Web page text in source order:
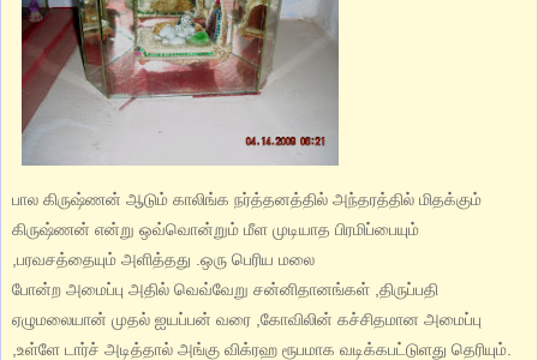
பால கிருஷ்ணன் ஆடும் காலிங்க நர்த்தனத்தில் அந்தரத்தில் மிதக்கும்
கிருஷ்ணன் என்று ஒவ்வொன்றும் மீள முடியாத பிரமிப்பையும்
,பரவசத்தையும் அளித்தது .ஒரு பெரிய மலை
போன்ற அமைப்பு அதில் வெவ்வேறு சன்னிதானங்கள் ,திருப்பதி
ஏழுமலையான் முதல் ஐயப்பன் வரை ,கோவிலின் கச்சிதமான அமைப்பு
,உள்ளே டார்ச் அடித்தால் அங்கு விக்ரஹ ரூபமாக வடிக்கபட்டுளது தெரியும்.